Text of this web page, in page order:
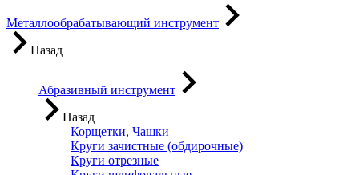
Металлообрабатывающий инструмент
Назад
Абразивный инструмент
Назад
Корщетки, Чашки
Круги зачистные (обдирочные)
Круги отрезные